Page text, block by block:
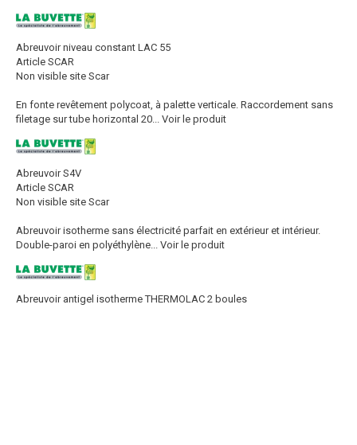
Abreuvoir niveau constant LAC 55
Article SCAR
Non visible site Scar
En fonte revêtement polycoat, à palette verticale. Raccordement sans
filetage sur tube horizontal 20...
Voir le produit
Abreuvoir S4V
Article SCAR
Non visible site Scar
Abreuvoir isotherme sans électricité parfait en extérieur et intérieur.
Double-paroi en polyéthylène...
Voir le produit
Abreuvoir antigel isotherme THERMOLAC 2 boules